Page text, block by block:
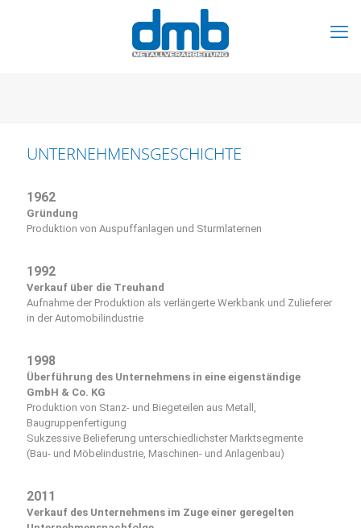
UNTERNEHMENSGESCHICHTE
1962
Gründung
Produktion von Auspuffanlagen und Sturmlaternen
1992
Verkauf über die Treuhand
Aufnahme der Produktion als verlängerte Werkbank und Zulieferer
in der Automobilindustrie
1998
Überführung des Unternehmens in eine eigenständige
GmbH & Co. KG
Produktion von Stanz- und Biegeteilen aus Metall,
Baugruppenfertigung
Sukzessive Belieferung unterschiedlichster Marktsegmente
(Bau- und Möbelindustrie, Maschinen- und Anlagenbau)
2011
Verkauf des Unternehmens im Zuge einer geregelten